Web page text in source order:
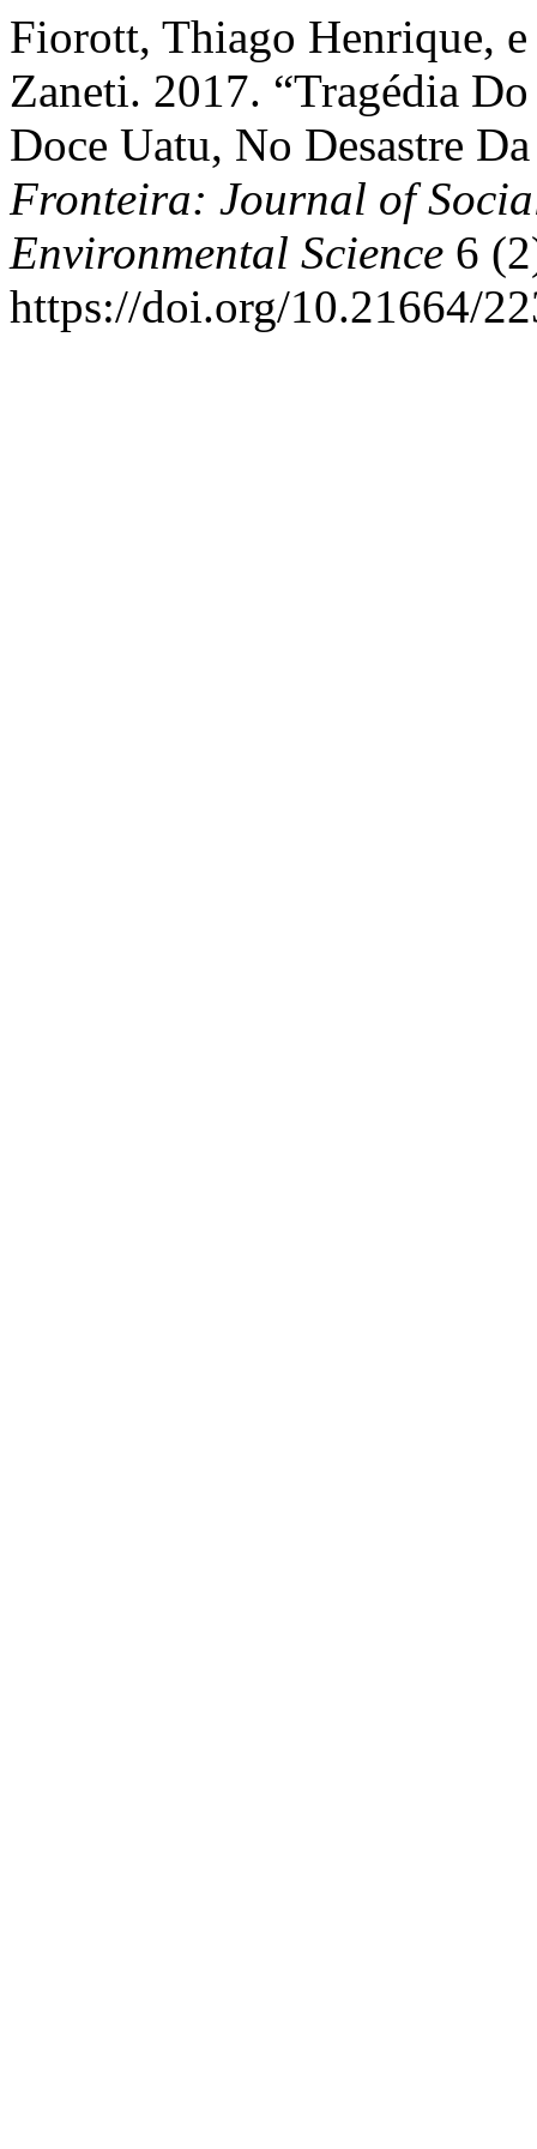
Fiorott, Thiago Henrique,
Zaneti. 2017. “Tragédia
Doce Uatu, No Desastre
Fronteira: Journal of
Environmental Science 6
https://doi.org/10.21664/